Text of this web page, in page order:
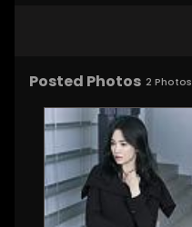
Posted Photos 2 Photos